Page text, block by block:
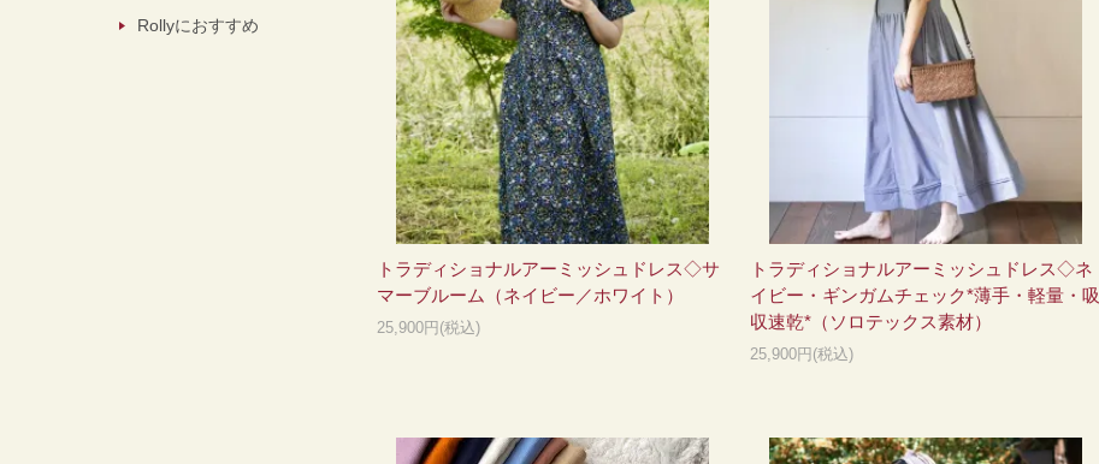
トラディショナルアーミッシュドレス◇サ
マーブルーム（ネイビー／ホワイト）
25,900円(税込)
トラディショナルアーミッシュドレス◇ネ
イビー・ギンガムチェック*薄手・軽量・吸
収速乾*（ソロテックス素材）
25,900円(税込)
Rollyにおすすめ